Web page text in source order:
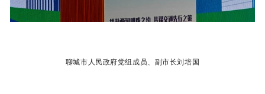
聊城市人民政府党组成员、副市长刘培国